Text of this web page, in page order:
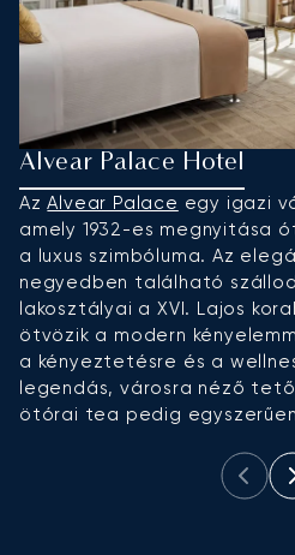
Alvear Palace Hotel
AzAlvear Palace egy igazi
amely 1932-es megnyitása
a luxus szimbóluma. Az
negyedben található
lakosztályai a XVI. Lajos
ötvözik a modern
a kényeztetésre és a
legendás, városra néző
ötórai tea pedig